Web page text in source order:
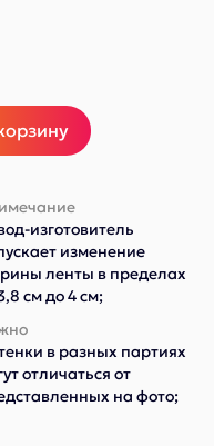
изготовитель
изменение
ленты в пределах
см до 4 см;
в разных партиях
отличаться от
на фото;